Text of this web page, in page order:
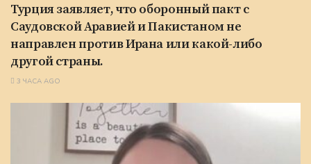
Турция заявляет, что оборонный пакт с
Саудовской Аравией и Пакистаном не
направлен против Ирана или какой-либо
другой страны.
3 ЧАСА AGO